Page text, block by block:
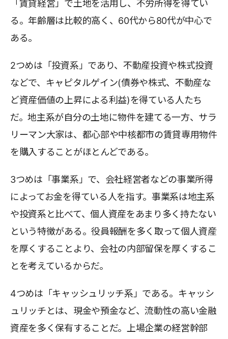
「賃貸経営」で土地を活用し、不労所得を得てい
る。年齢層は比較的高く、60代から80代が中心で
ある。
2つめは「投資系」であり、不動産投資や株式投資
などで、キャピタルゲイン(債券や株式、不動産な
ど資産価値の上昇による利益)を得ている人たち
だ。地主系が自分の土地に物件を建てる一方、サラ
リーマン大家は、都心部や中核都市の賃貸専用物件
を購入することがほとんどである。
3つめは「事業系」で、会社経営者などの事業所得
によってお金を得ている人を指す。事業系は地主系
や投資系と比べて、個人資産をあまり多く持たない
という特徴がある。役員報酬を多く取って個人資産
を厚くすることより、会社の内部留保を厚くするこ
とを考えているからだ。
4つめは「キャッシュリッチ系」である。キャッシ
ュリッチとは、現金や預金など、流動性の高い金融
資産を多く保有することだ。上場企業の経営幹部